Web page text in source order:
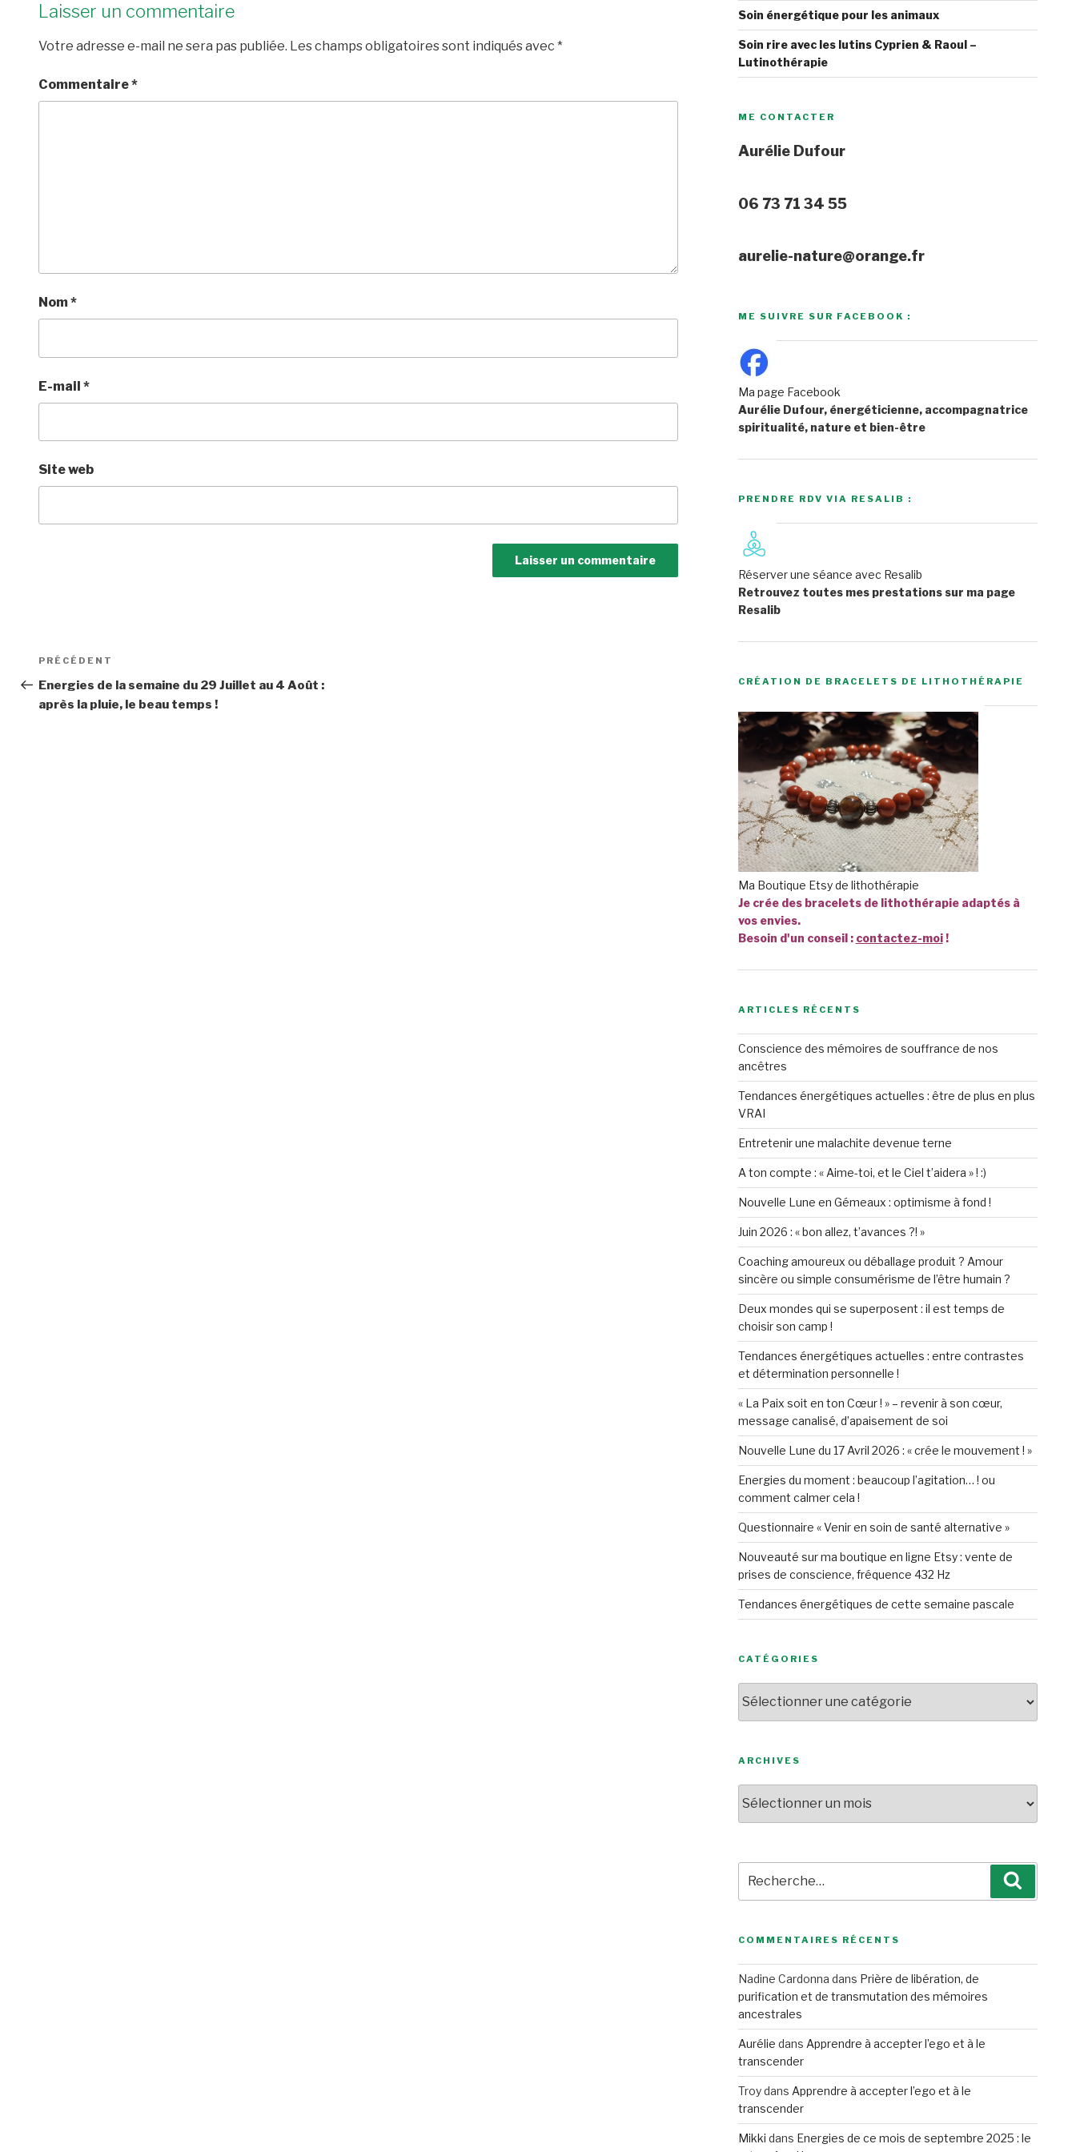
Laisser un commentaire
Votre adresse e-mail ne sera pas publiée. Les champs obligatoires sont indiqués avec *
Commentaire*
Nom*
E-mail *
Site web
Navigation
de
l’article
Article
précédent
PRÉCÉDENT
Energies de la semaine du 29 Juillet au 4 Août :
après la pluie, le beau temps !
Soin énergétique pour les animaux
Soin rire avec les lutins Cyprien & Raoul –
Lutinothérapie
ME CONTACTER
Aurélie Dufour
06 73 71 34 55
aurelie-nature@orange.fr
ME SUIVRE SUR FACEBOOK :
Ma page Facebook
Aurélie Dufour, énergéticienne, accompagnatrice
spiritualité, nature et bien-être
PRENDRE RDV VIA RESALIB :
Réserver une séance avec Resalib
Retrouvez toutes mes prestations sur ma page
Resalib
CRÉATION DE BRACELETS DE LITHOTHÉRAPIE
Ma Boutique Etsy de lithothérapie
Je crée des bracelets de lithothérapie adaptés à
vos envies.
Besoin d'un conseil : contactez-moi!
ARTICLES RÉCENTS
Conscience des mémoires de souffrance de nos
ancêtres
Tendances énergétiques actuelles : être de plus en plus
VRAI
Entretenir une malachite devenue terne
A ton compte : « Aime-toi, et le Ciel t’aidera » ! :)
Nouvelle Lune en Gémeaux : optimisme à fond !
Juin 2026 : « bon allez, t’avances ?! »
Coaching amoureux ou déballage produit ? Amour
sincère ou simple consumérisme de l’être humain ?
Deux mondes qui se superposent : il est temps de
choisir son camp !
Tendances énergétiques actuelles : entre contrastes
et détermination personnelle !
« La Paix soit en ton Cœur ! » – revenir à son cœur,
message canalisé, d’apaisement de soi
Nouvelle Lune du 17 Avril 2026 : « crée le mouvement ! »
Energies du moment : beaucoup l’agitation… ! ou
comment calmer cela !
Questionnaire « Venir en soin de santé alternative »
Nouveauté sur ma boutique en ligne Etsy : vente de
prises de conscience, fréquence 432 Hz
Tendances énergétiques de cette semaine pascale
CATÉGORIES
ARCHIVES
pour
:
COMMENTAIRES RÉCENTS
Nadine Cardonna dans Prière de libération, de
purification et de transmutation des mémoires
ancestrales
Aurélie dans Apprendre à accepter l’ego et à le
transcender
Troydans Apprendre à accepter l’ego et à le
transcender
Mikki dans Energies de ce mois de septembre 2025 : le